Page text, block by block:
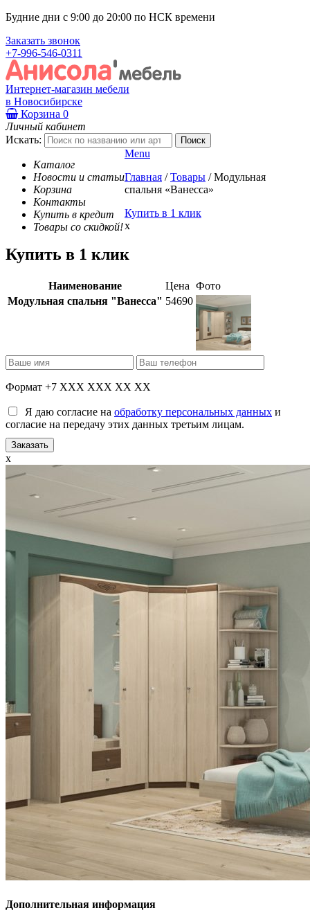
Будние дни с 9:00 до 20:00 по НСК времени
Заказать звонок
+7-996-546-0311
Интернет-магазин мебели
в Новосибирске
Корзина 0
Личный кабинет
Искать:
Каталог
Новости и статьи
Корзина
Контакты
Купить в кредит
Товары со скидкой!
Menu
Главная / Товары / Модульная
спальня «Ванесса»
Купить в 1 клик
x
Купить в 1 клик
Наименование Цена Фото
Модульная спальня "Ванесса" 54690
Формат +7 XXX XXX XX XX
Я даю согласие на обработку персональных данных и
согласие на передачу этих данных третьим лицам.
x
Дополнительная информация